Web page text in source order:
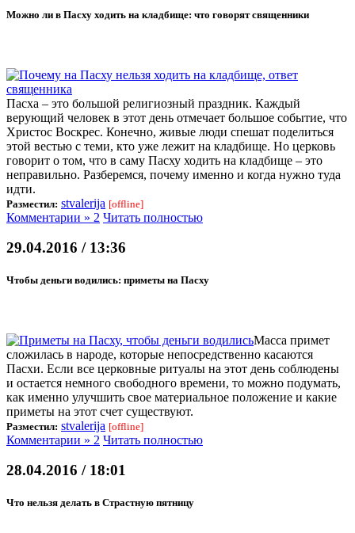
Можно ли в Пасху ходить на кладбище: что говорят священники
Пасха – это большой религиозный праздник. Каждый
верующий человек в этот день отмечает большое событие, что
Христос Воскрес. Конечно, живые люди спешат поделиться
этой вестью с теми, кто уже лежит на кладбище. Но церковь
говорит о том, что в саму Пасху ходить на кладбище – это
неправильно. Разберемся, почему именно и когда нужно туда
идти.
Разместил: stvalerija [offline]
Комментарии » 2 Читать полностью
29.04.2016 / 13:36
Чтобы деньги водились: приметы на Пасху
Масса примет
сложилась в народе, которые непосредственно касаются
Пасхи. Если все церковные ритуалы на этот день соблюдены
и остается немного свободного времени, то можно подумать,
как именно улучшить свое материальное положение и какие
приметы на этот счет существуют.
Разместил: stvalerija [offline]
Комментарии » 2 Читать полностью
28.04.2016 / 18:01
Что нельзя делать в Страстную пятницу